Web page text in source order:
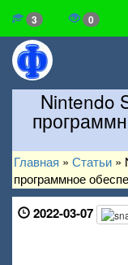
3 0
Nintendo
Главная » Статьи »
программное
2022-03-07